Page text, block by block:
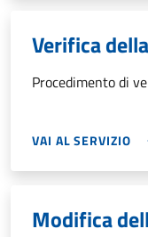
Verifica
Procedimento di
VAI AL SERVIZIO
Modifica